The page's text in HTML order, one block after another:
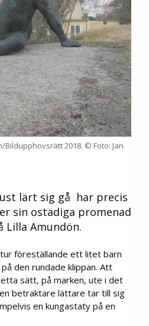
2018. © Foto: Jan
lärt sig gå har precis
sin ostadiga promenad
Lilla Amundön.
föreställande ett litet barn
den rundade klippan. Att
sätt, på marken, ute i det
betraktare lättare tar till sig
en kungastaty på en